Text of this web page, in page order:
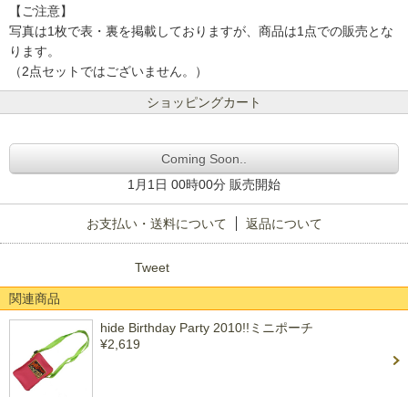
【ご注意】
写真は1枚で表・裏を掲載しておりますが、商品は1点での販売とな
ります。
（2点セットではございません。）
ショッピングカート
Coming Soon..
1月1日 00時00分 販売開始
お支払い・送料について 返品について
Tweet
関連商品
hide Birthday Party 2010!!ミニポーチ
¥2,619